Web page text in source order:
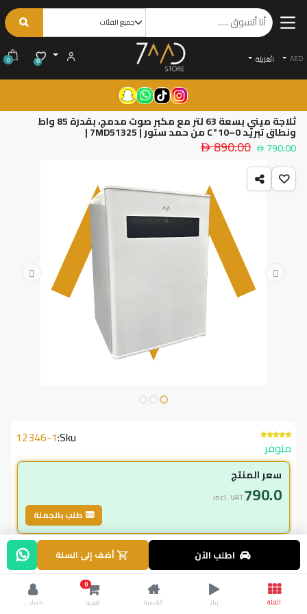
AED الْعَرَبيّة 0
0
ثلاجة ميني بسعة 63 لتر مع مكبر صوت مدمج، بقدرة 85 واط
ونطاق تبريد 0–10°C من حمد ستور | 7MD51325 |
790.00
890.00
متوفر
Sku:
12346-1
سعر المنتج
790.0
incl. VAT
طلب بالجملة
لاعضاء ال vip
790.00
incl. VAT
890.00 وفر100.00
اطلب الآن أضف إلى السلة
الفئة ريلز الرئيسية
0
العربة
حسابي